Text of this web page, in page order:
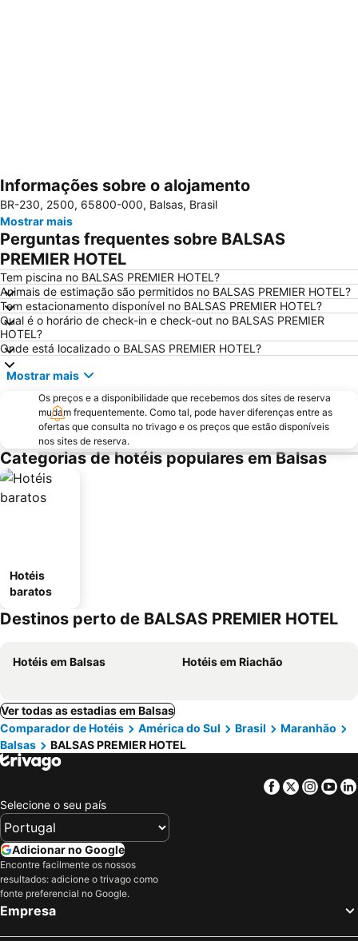
Ampliar mapa
Informações sobre o alojamento
BR-230, 2500, 65800-000, Balsas, Brasil
Mostrar mais
Perguntas frequentes sobre BALSAS
PREMIER HOTEL
Tem piscina no BALSAS PREMIER HOTEL?
Animais de estimação são permitidos no BALSAS PREMIER HOTEL?
Tem estacionamento disponível no BALSAS PREMIER HOTEL?
Qual é o horário de check-in e check-out no BALSAS PREMIER
HOTEL?
Onde está localizado o BALSAS PREMIER HOTEL?
Mostrar mais
Os preços e a disponibilidade que recebemos dos sites de reserva
mudam frequentemente. Como tal, pode haver diferenças entre as
ofertas que consulta no trivago e os preços que estão disponíveis
nos sites de reserva.
Categorias de hotéis populares em Balsas
Hotéis
baratos
Destinos perto de BALSAS PREMIER HOTEL
Hotéis em Balsas Hotéis em Riachão
Ver todas as estadias em Balsas
Comparador de Hotéis
América do Sul Brasil
Maranhão
Balsas
BALSAS PREMIER HOTEL
Facebook
Twitter
Selecione o seu país
Adicionar no Google
Encontre facilmente os nossos
resultados: adicione o trivago como
fonte preferencial no Google.
Empresa